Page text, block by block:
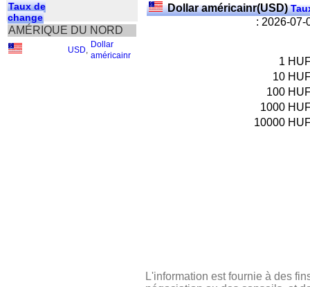
Taux de
change
AMÉRIQUE DU NORD
USD
Dollar
américainr
Dollar américainr(USD)
: 2026-07-
1
10
100
1000
10000
L'information est fournie à des